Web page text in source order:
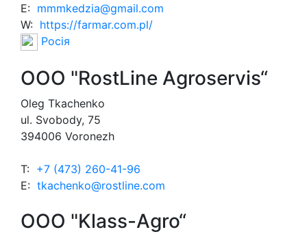
E: mmmkedzia@gmail.com
W: https://farmar.com.pl/
Росія
OOO "RostLine Agroservis“
Oleg Tkachenko
ul. Svobody, 75
394006 Voronezh
T: +7 (473) 260-41-96
E: tkachenko@rostline.com
ООО "Klass-Agro“